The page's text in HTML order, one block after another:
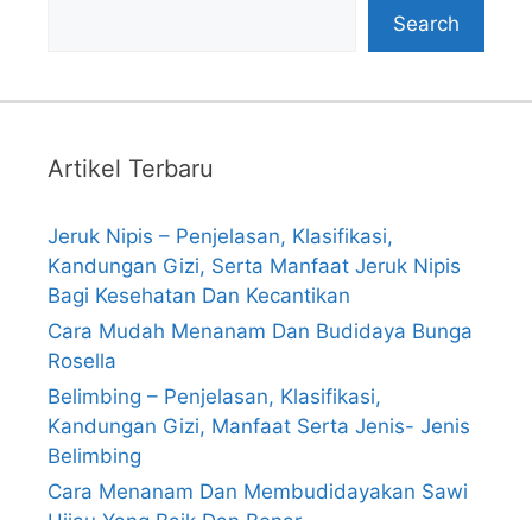
Search
Artikel Terbaru
Jeruk Nipis – Penjelasan, Klasifikasi,
Kandungan Gizi, Serta Manfaat Jeruk Nipis
Bagi Kesehatan Dan Kecantikan
Cara Mudah Menanam Dan Budidaya Bunga
Rosella
Belimbing – Penjelasan, Klasifikasi,
Kandungan Gizi, Manfaat Serta Jenis- Jenis
Belimbing
Cara Menanam Dan Membudidayakan Sawi